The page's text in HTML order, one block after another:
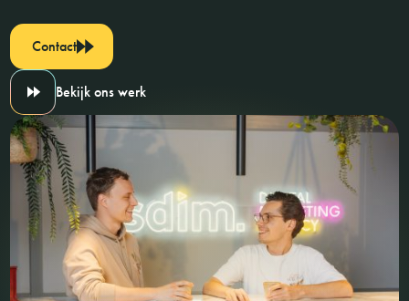
Contact
Bekijk ons werk